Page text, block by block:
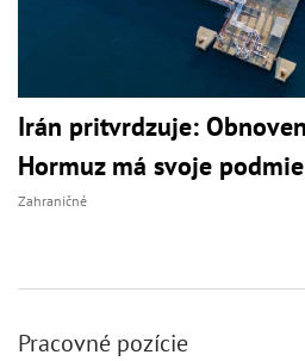
Irán pritvrdzuje:
Hormuz má svoje
Zahraničné
Pracovné pozície